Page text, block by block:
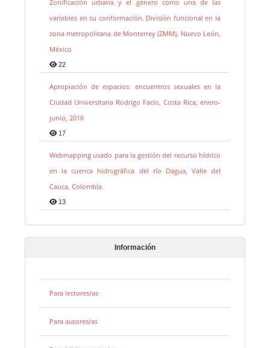
Zonificación urbana y el género como una de las
variables en su conformación. División funcional en la
zona metropolitana de Monterrey (ZMM), Nuevo León,
México
22
Apropiación de espacios: encuentros sexuales en la
Ciudad Universitaria Rodrigo Facio, Costa Rica, enero-
junio, 2016
17
Webmapping usado para la gestión del recurso hídrico
en la cuenca hidrográfica del río Dagua, Valle del
Cauca, Colombia.
13
Información
Para lectores/as
Para autores/as